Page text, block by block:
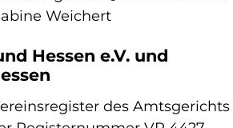
Weichert
Hessen e.V. und
des Amtsgerichts